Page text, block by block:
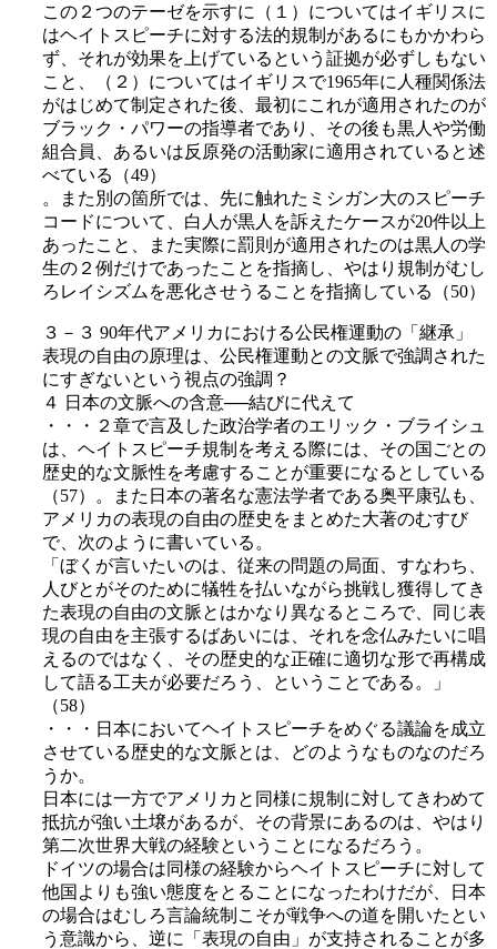
この２つのテーゼを示すに（１）についてはイギリスに
はヘイトスピーチに対する法的規制があるにもかかわら
ず、それが効果を上げているという証拠が必ずしもない
こと、（２）についてはイギリスで1965年に人種関係法
がはじめて制定された後、最初にこれが適用されたのが
ブラック・パワーの指導者であり、その後も黒人や労働
組合員、あるいは反原発の活動家に適用されていると述
べている（49）
。また別の箇所では、先に触れたミシガン大のスピーチ
コードについて、白人が黒人を訴えたケースが20件以上
あったこと、また実際に罰則が適用されたのは黒人の学
生の２例だけであったことを指摘し、やはり規制がむし
ろレイシズムを悪化させうることを指摘している（50）
３－３ 90年代アメリカにおける公民権運動の「継承」
表現の自由の原理は、公民権運動との文脈で強調された
にすぎないという視点の強調？
４ 日本の文脈への含意──結びに代えて
・・・２章で言及した政治学者のエリック・ブライシュ
は、ヘイトスピーチ規制を考える際には、その国ごとの
歴史的な文脈性を考慮することが重要になるとしている
（57）。また日本の著名な憲法学者である奥平康弘も、
アメリカの表現の自由の歴史をまとめた大著のむすび
で、次のように書いている。
「ぼくが言いたいのは、従来の問題の局面、すなわち、
人びとがそのために犠牲を払いながら挑戦し獲得してき
た表現の自由の文脈とはかなり異なるところで、同じ表
現の自由を主張するばあいには、それを念仏みたいに唱
えるのではなく、その歴史的な正確に適切な形で再構成
して語る工夫が必要だろう、ということである。」
（58）
・・・日本においてヘイトスピーチをめぐる議論を成立
させている歴史的な文脈とは、どのようなものなのだろ
うか。
日本には一方でアメリカと同様に規制に対してきわめて
抵抗が強い土壌があるが、その背景にあるのは、やはり
第二次世界大戦の経験ということになるだろう。
ドイツの場合は同様の経験からヘイトスピーチに対して
他国よりも強い態度をとることになったわけだが、日本
の場合はむしろ言論統制こそが戦争への道を開いたとい
う意識から、逆に「表現の自由」が支持されることが多